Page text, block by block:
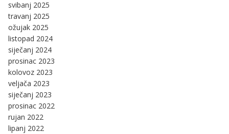
svibanj 2025
travanj 2025
ožujak 2025
listopad 2024
siječanj 2024
prosinac 2023
kolovoz 2023
veljača 2023
siječanj 2023
prosinac 2022
rujan 2022
lipanj 2022